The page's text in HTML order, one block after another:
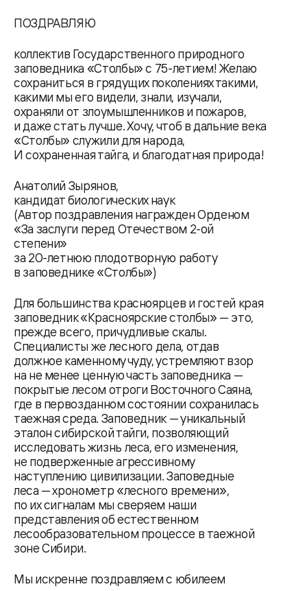
ПОЗДРАВЛЯЮ
коллектив Государственного природного
заповедника «Столбы» с 75-летием! Желаю
сохраниться в грядущих поколениях такими,
какими мы его видели, знали, изучали,
охраняли от злоумышленников и пожаров,
и даже стать лучше. Хочу, чтоб в дальние века
«Столбы» служили для народа,
И сохраненная тайга, и благодатная природа!
Анатолий Зырянов,
кандидат биологических наук
(Автор поздравления награжден Орденом
«За заслуги перед Отечеством 2-ой
степени»
за 20-летнюю плодотворную работу
в заповеднике «Столбы»)
Для большинства красноярцев и гостей края
заповедник «Красноярские столбы» — это,
прежде всего, причудливые скалы.
Специалисты же лесного дела, отдав
должное каменному чуду, устремляют взор
на не менее ценную часть заповедника —
покрытые лесом отроги Восточного Саяна,
где в первозданном состоянии сохранилась
таежная среда. Заповедник — уникальный
эталон сибирской тайги, позволяющий
исследовать жизнь леса, его изменения,
не подверженные агрессивному
наступлению цивилизации. Заповедные
леса — хронометр «лесного времени»,
по их сигналам мы сверяем наши
представления об естественном
лесообразовательном процессе в таежной
зоне Сибири.
Мы искренне поздравляем с юбилеем